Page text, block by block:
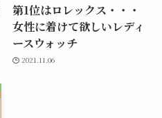
第1位はロレックス・・・
女性に着けて欲しいレディ
ースウォッチ
2021.11.06